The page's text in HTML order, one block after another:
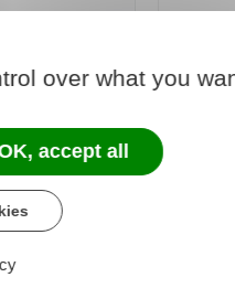
pour objet
document.
suivants :
over what you
accept all